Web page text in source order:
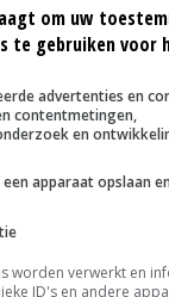
Nederland,
tot nu toe
in landen als
Vooral in Frankrijk
om uw
te gebruiken voor
advertenties en
contentmetingen,
en
apparaat opslaan
worden verwerkt en
ID's en andere